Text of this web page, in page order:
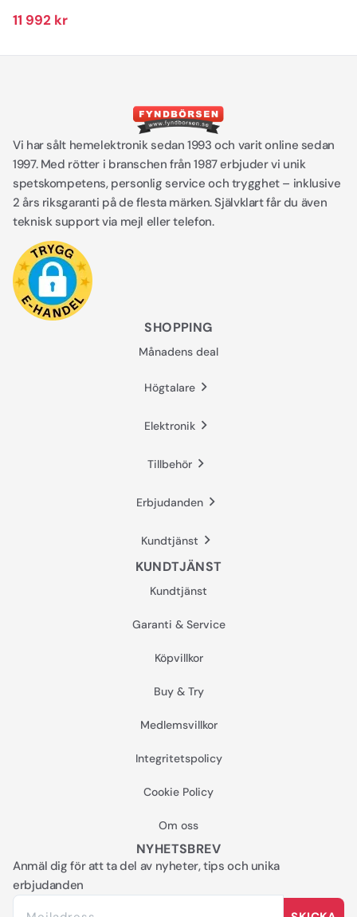
11 992 kr
Vi har sålt hemelektronik sedan 1993 och varit online sedan
1997. Med rötter i branschen från 1987 erbjuder vi unik
spetskompetens, personlig service och trygghet – inklusive
2 års riksgaranti på de flesta märken. Självklart får du även
teknisk support via mejl eller telefon.
SHOPPING
Månadens deal
Högtalare
Elektronik
Tillbehör
Erbjudanden
Kundtjänst
KUNDTJÄNST
Kundtjänst
Garanti & Service
Köpvillkor
Buy & Try
Medlemsvillkor
Integritetspolicy
Cookie Policy
Om oss
NYHETSBREV
Anmäl dig för att ta del av nyheter, tips och unika
erbjudanden